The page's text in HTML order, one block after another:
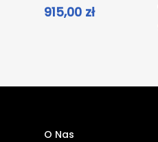
915,00 zł
O Nas